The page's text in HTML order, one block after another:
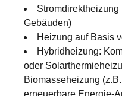
Stromdirektheizung
Gebäuden)
Heizung auf Basis
Hybridheizung:
oder
Biomasseheizung
erneuerbare Energie-